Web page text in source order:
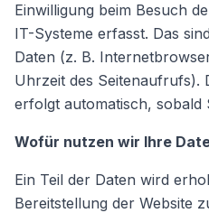
Einwilligung beim Besuch
IT-Systeme erfasst. Das
Daten (z. B.
Uhrzeit des Seitenaufrufs).
erfolgt automatisch, sobald
Wofür nutzen wir Ihre
Ein Teil der Daten wird
Bereitstellung der Website